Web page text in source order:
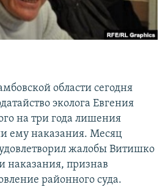
области сегодня
эколога Евгения
на три года лишения
ему наказания. Месяц
жалобы Витишко
наказания, признав
районного суда.